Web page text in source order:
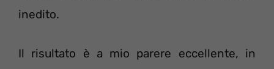
inedito.
Il risultato è a mio parere eccellente, in